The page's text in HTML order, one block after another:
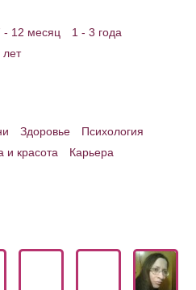
- 12 месяц
1 - 3 года
лет
Здоровье
Психология
и красота
Карьера